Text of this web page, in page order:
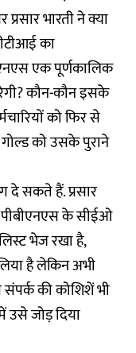
भारती ने क्या
का
एक पूर्णकालिक
कौन-कौन इसके
को फिर से
को उसके पुराने
दे सकते हैं. प्रसार
के सीईओ
भेज रखा है,
है लेकिन अभी
की कोशिशें भी
उसे जोड़ दिया